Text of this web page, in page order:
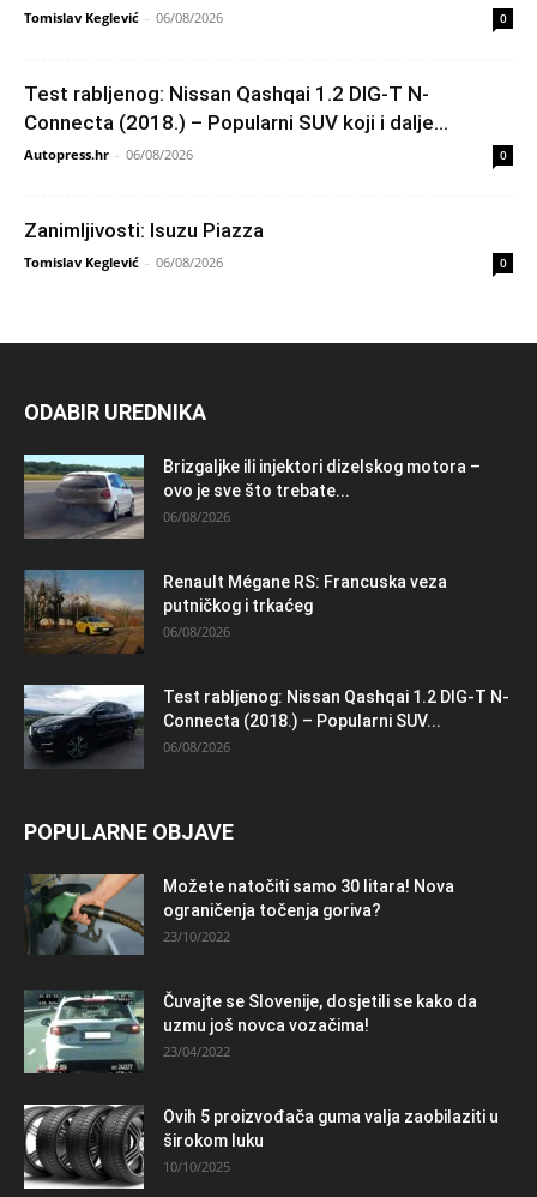
Tomislav Keglević - 06/08/2026 0
Test rabljenog: Nissan Qashqai 1.2 DIG-T N-
Connecta (2018.) – Popularni SUV koji i dalje...
Autopress.hr - 06/08/2026 0
Zanimljivosti: Isuzu Piazza
Tomislav Keglević - 06/08/2026 0
ODABIR UREDNIKA
Brizgaljke ili injektori dizelskog motora –
ovo je sve što trebate...
06/08/2026
Renault Mégane RS: Francuska veza
putničkog i trkaćeg
06/08/2026
Test rabljenog: Nissan Qashqai 1.2 DIG-T N-
Connecta (2018.) – Popularni SUV...
06/08/2026
POPULARNE OBJAVE
Možete natočiti samo 30 litara! Nova
ograničenja točenja goriva?
23/10/2022
Čuvajte se Slovenije, dosjetili se kako da
uzmu još novca vozačima!
23/04/2022
Ovih 5 proizvođača guma valja zaobilaziti u
širokom luku
10/10/2025